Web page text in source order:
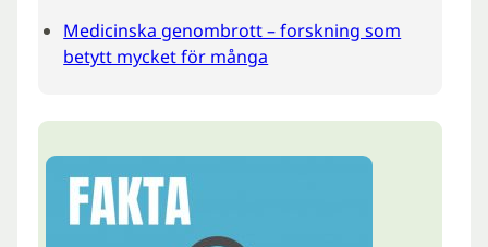
Medicinska genombrott – forskning som
betytt mycket för många